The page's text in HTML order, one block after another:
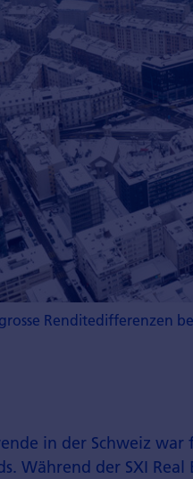
Renditedifferenzen
in der Schweiz
Während der SXI Real